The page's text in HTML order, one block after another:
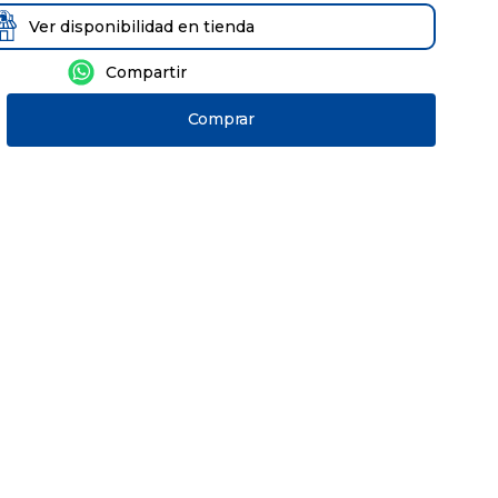
Ver disponibilidad en tienda
Comprar